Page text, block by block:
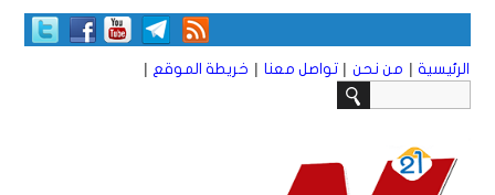
الرئيسية | من نحن | تواصل معنا | خريطة الموقع |